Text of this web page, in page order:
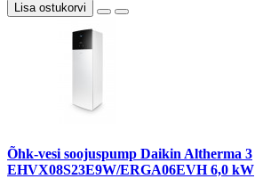
Lisa ostukorvi
Õhk-vesi soojuspump Daikin Altherma 3
EHVX08S23E9W/ERGA06EVH 6,0 kW